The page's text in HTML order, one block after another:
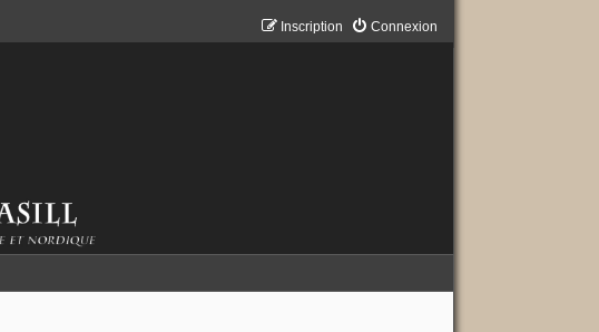
Connexion
Inscription